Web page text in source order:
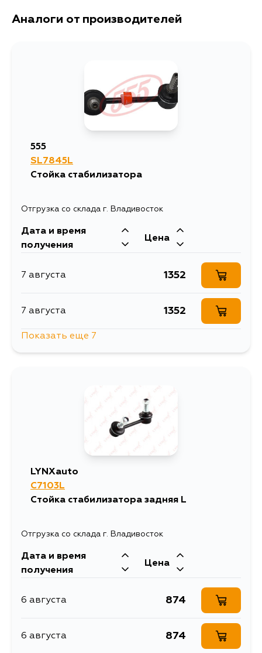
Аналоги от производителей
555
SL7845L
Стойка стабилизатора
Отгрузка со склада г. Владивосток
Дата и время
получения
Цена
7 августа 1352
7 августа 1352
1320
13 августа
17 августа 1320
Показать еще 7
LYNXauto
C7103L
Стойка стабилизатора задняя L
Отгрузка со склада г. Владивосток
Дата и время
получения
Цена
6 августа 874
6 августа 874